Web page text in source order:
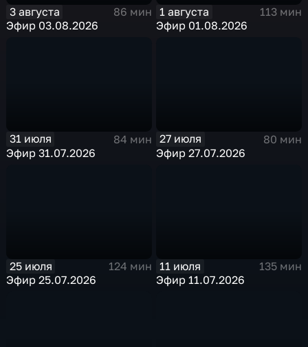
3 августа
86 мин
Эфир 03.08.2026
1 августа
113 мин
Эфир 01.08.2026
31 июля
84 мин
Эфир 31.07.2026
27 июля
80 мин
Эфир 27.07.2026
25 июля
124 мин
Эфир 25.07.2026
11 июля
135 мин
Эфир 11.07.2026